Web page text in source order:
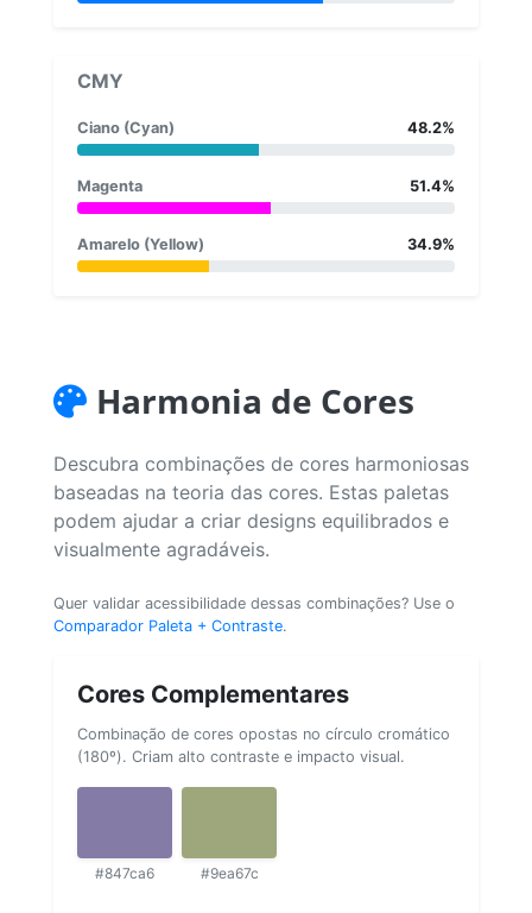
CMY
Ciano (Cyan) 48.2%
Magenta 51.4%
Amarelo (Yellow) 34.9%
Harmonia de Cores
Descubra combinações de cores harmoniosas
baseadas na teoria das cores. Estas paletas
podem ajudar a criar designs equilibrados e
visualmente agradáveis.
Quer validar acessibilidade dessas combinações? Use o
Comparador Paleta + Contraste.
Cores Complementares
Combinação de cores opostas no círculo cromático
(180º). Criam alto contraste e impacto visual.
#847ca6 #9ea67c